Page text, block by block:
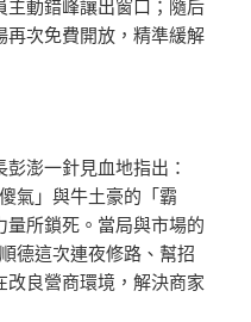
主動錯峰讓出窗口；隨后
再次免費開放，精準緩解
澎一針見血地指出：
氣」與牛土豪的「霸
所鎖死。當局與市場的
德這次連夜修路、幫招
良營商環境，解決商家